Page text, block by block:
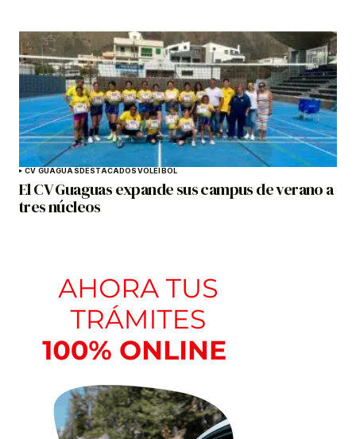
CV GUAGUAS DESTACADOSVOLEIBOL
El CV Guaguas expande sus campus de verano a
tres núcleos